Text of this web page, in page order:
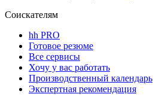
Соискателям
hh PRO
Готовое резюме
Все сервисы
Хочу у вас работать
Производственный календарь
Экспертная рекомендация